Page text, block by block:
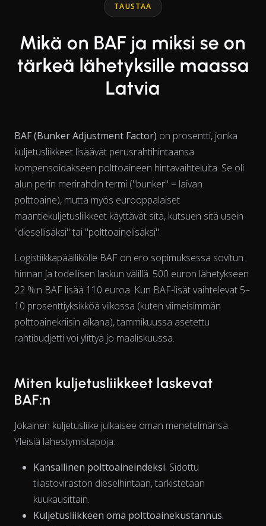
View as data table, Chart
TAUSTAA
Mikä on BAF ja miksi se on
tärkeä lähetyksille maassa
Latvia
BAF (Bunker Adjustment Factor) on prosentti, jonka
kuljetusliikkeet lisäävät perusrahtihintaansa
kompensoidakseen polttoaineen hintavaihteluita. Se oli
alun perin merirahdin termi ("bunker" = laivan
polttoaine), mutta myös eurooppalaiset
maantiekuljetusliikkeet käyttävät sitä, kutsuen sitä usein
"diesellisäksi" tai "polttoainelisäksi".
Logistiikkapäällikölle BAF on ero sopimuksessa sovitun
hinnan ja todellisen laskun välillä. 500 euron lähetykseen
22 %:n BAF lisää 110 euroa. Kun BAF-lisät vaihtelevat 5–
10 prosenttiyksikköä viikossa (kuten viimeisimmän
polttoainekriisin aikana), tammikuussa asetettu
rahtibudjetti voi ylittyä jo maaliskuussa.
Miten kuljetusliikkeet laskevat
BAF:n
Jokainen kuljetusliike julkaisee oman menetelmänsä.
Yleisiä lähestymistapoja:
Kansallinen polttoaineindeksi. Sidottu
tilastoviraston dieselhintaan, tarkistetaan
kuukausittain.
Kuljetusliikkeen oma polttoainekustannus.